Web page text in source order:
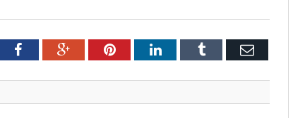
FacebookGoogle+PinterestLinkedInTumblr Email